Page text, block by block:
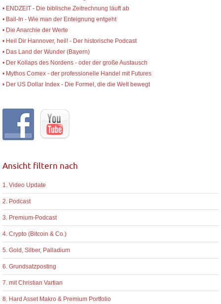
• ENDZEIT - Die biblische Zeitrechnung läuft ab
• Bail-In - Wie man der Enteignung entgeht
• Die Anarchie der Werte
• Heil Dir Hannover, heil! - Der historische Podcast
• Das Land der Wunder (Bayern)
• Der Kollaps des Nordens - oder der große Austausch
• Mythos Comex - der professionelle Handel mit Futures
• Der US Dollar Index - Die Formel, die die Welt bewegt
Ansicht filtern nach
1. Video Update
2. Podcast
3. Premium-Podcast
4. Crypto (Bitcoin & Co.)
5. Gold, Silber, Palladium
6. Grundsatzposting
7. mit Christian Vartian
8. Hard Asset Makro & Premium Portfolio